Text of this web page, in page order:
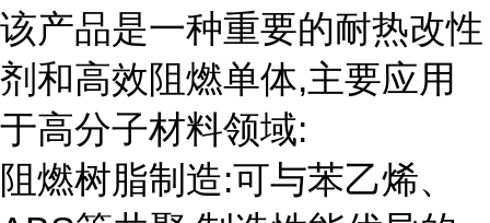
该产品是一种重要的耐热改性
剂和高效阻燃单体,主要应用
于高分子材料领域:
阻燃树脂制造:可与苯乙烯、